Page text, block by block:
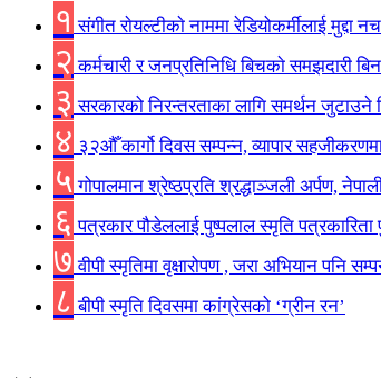
१ संगीत राेयल्टीकाे नाममा रेडियोकर्मीलाई मुद्दा
२ कर्मचारी र जनप्रतिनिधि बिचकाे समझदारी
३ सरकारको निरन्तरताका लागि समर्थन जुटाउने
४ ३२औँ कार्गो दिवस सम्पन्न, व्यापार
५ गोपालमान श्रेष्ठप्रति श्रद्धाञ्जली अर्पण,
६ पत्रकार पौडेललाई पुष्पलाल स्मृति पत्रकारिता
७ वीपी स्मृतिमा वृक्षारोपण , जरा अभियान पनि
८ बीपी स्मृति दिवसमा कांग्रेसको ‘ग्रीन रन’